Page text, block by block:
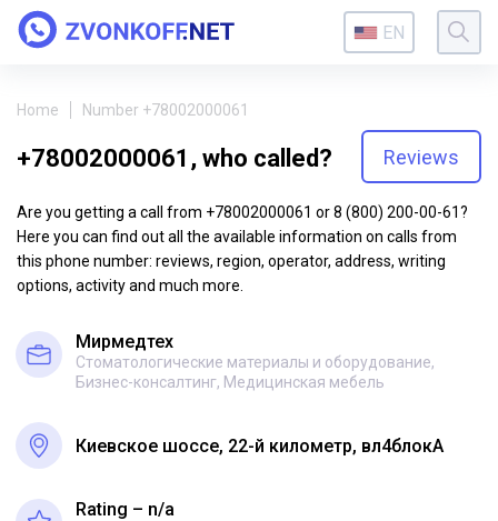
EN
Home Number +78002000061
+78002000061, who called? Reviews
Are you getting a call from +78002000061 or 8 (800) 200-00-61?
Here you can find out all the available information on calls from
this phone number: reviews, region, operator, address, writing
options, activity and much more.
Мирмедтех
Стоматологические материалы и оборудование,
Бизнес-консалтинг, Медицинская мебель
Киевское шоссе, 22-й километр, вл4блокА
Rating – n/a